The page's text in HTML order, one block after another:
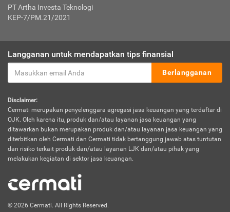
PT Artha Investa Teknologi
KEP-7/PM.21/2021
Langganan untuk mendapatkan tips finansial
Berlangganan
Disclaimer:
Cermati merupakan penyelenggara agregasi jasa keuangan yang terdaftar di
OJK. Oleh karena itu, produk dan/atau layanan jasa keuangan yang
ditawarkan bukan merupakan produk dan/atau layanan jasa keuangan yang
diterbitkan oleh Cermati dan Cermati tidak bertanggung jawab atas tuntutan
dan risiko terkait produk dan/atau layanan LJK dan/atau pihak yang
melakukan kegiatan di sektor jasa keuangan.
© 2026 Cermati. All Rights Reserved.